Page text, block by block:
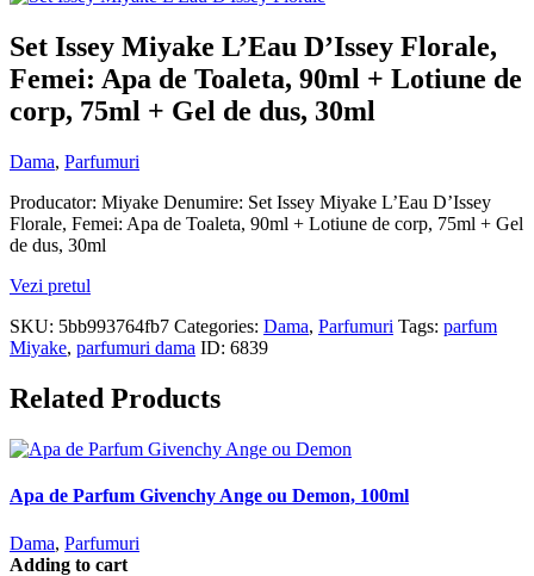
Set Issey Miyake L’Eau D’Issey Florale,
Femei: Apa de Toaleta, 90ml + Lotiune de
corp, 75ml + Gel de dus, 30ml
Dama, Parfumuri
Producator: Miyake Denumire: Set Issey Miyake L’Eau D’Issey
Florale, Femei: Apa de Toaleta, 90ml + Lotiune de corp, 75ml + Gel
de dus, 30ml
Vezi pretul
SKU: 5bb993764fb7 Categories: Dama, Parfumuri Tags: parfum
Miyake, parfumuri dama ID: 6839
Related Products
Apa de Parfum Givenchy Ange ou Demon, 100ml
Dama, Parfumuri
Adding to cart